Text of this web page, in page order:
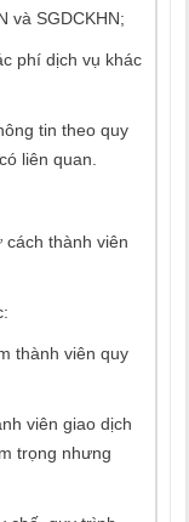
và SGDCKHN;
phí dịch vụ khác
tin theo quy
liên quan.
thành viên
thành viên quy
viên giao dịch
trọng nhưng